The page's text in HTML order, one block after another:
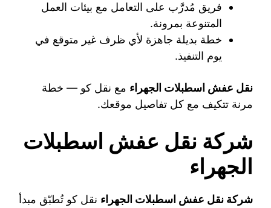
فريق مُدرَّب على التعامل مع بيئات العمل
المتنوعة بمرونة.
خطة بديلة جاهزة لأي ظرف غير متوقع في
يوم التنفيذ.
نقل عفش اسطبلات الجهراء مع نقل كو — خطة
مرنة تتكيف مع كل تفاصيل موقعك.
شركة نقل عفش اسطبلات
الجهراء
شركة نقل عفش اسطبلات الجهراء نقل كو تُطبّق مبدأ